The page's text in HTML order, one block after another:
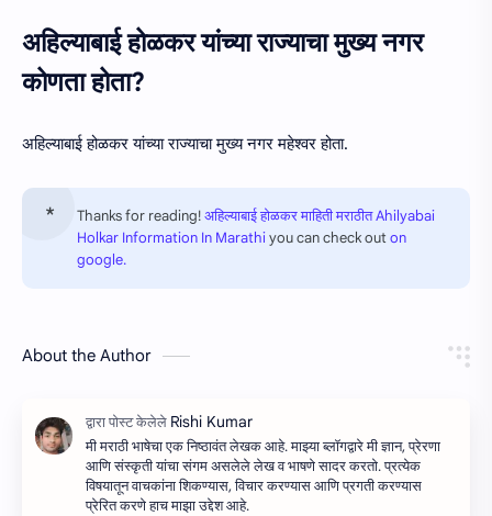
अहिल्याबाई होळकर यांच्या राज्याचा मुख्य नगर
कोणता होता?
अहिल्याबाई होळकर यांच्या राज्याचा मुख्य नगर महेश्वर होता.
Thanks for reading!अहिल्याबाई होळकर माहिती मराठीत Ahilyabai
Holkar Information In Marathiyou can check outon
google.
About the Author
मी मराठी भाषेचा एक निष्ठावंत लेखक आहे. माझ्या ब्लॉगद्वारे मी ज्ञान, प्रेरणा
आणि संस्कृती यांचा संगम असलेले लेख व भाषणे सादर करतो. प्रत्येक
विषयातून वाचकांना शिकण्यास, विचार करण्यास आणि प्रगती करण्यास
प्रेरित करणे हाच माझा उद्देश आहे.